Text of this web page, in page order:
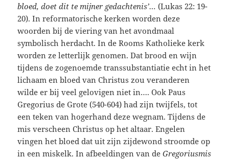
bloed, doet dit te mijner gedachtenis’… (Lukas 22: 19-
20). In reformatorische kerken worden deze
woorden bij de viering van het avondmaal
symbolisch herdacht. In de Rooms Katholieke kerk
worden ze letterlijk genomen. Dat brood en wijn
tijdens de zogenoemde transsubstantiatie echt in het
lichaam en bloed van Christus zou veranderen
wilde er bij veel gelovigen niet in…. Ook Paus
Gregorius de Grote (540-604) had zijn twijfels, tot
een teken van hogerhand deze wegnam. Tijdens de
mis verscheen Christus op het altaar. Engelen
vingen het bloed dat uit zijn zijdewond stroomde op
in een miskelk. In afbeeldingen van deGregoriusmis